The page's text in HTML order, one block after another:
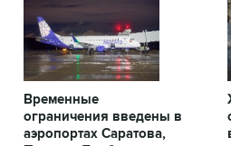
Временные
ограничения введены в
аэропортах Саратова,